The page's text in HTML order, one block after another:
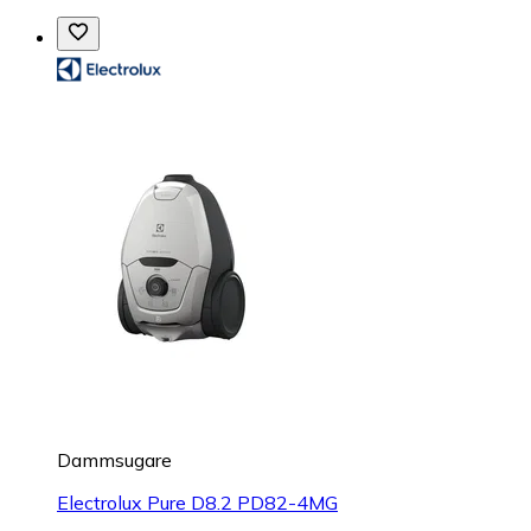
Dammsugare
Electrolux Pure D8.2 PD82-4MG